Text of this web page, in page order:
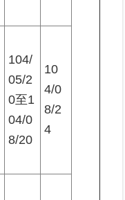
104/
05/2
0至1
04/0
8/20
10
4/0
8/2
4